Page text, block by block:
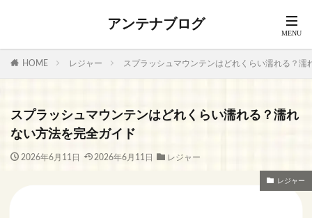
アンテナブログ
HOME レジャー スプラッシュマウンテンはどれくらい濡れる？濡
スプラッシュマウンテンはどれくらい濡れる？濡れ
ない方法を完全ガイド
2026年6月11日 2026年6月11日 レジャー
レジャー